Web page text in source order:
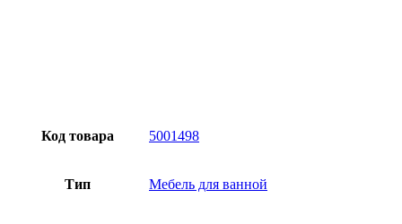
Код товара 5001498
Тип Мебель для ванной